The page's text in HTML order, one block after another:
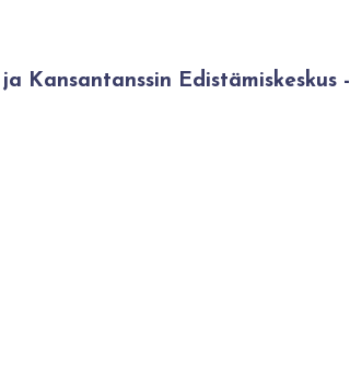
Kansantanssin Edistämiskeskus -